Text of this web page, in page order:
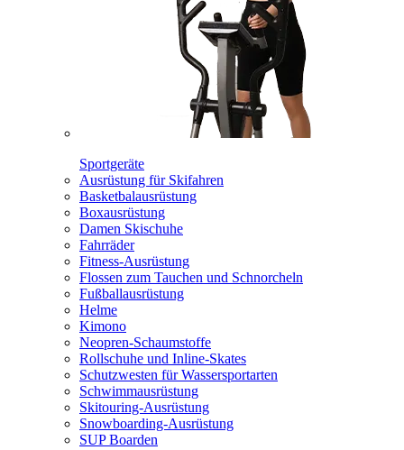
Sportgeräte
Ausrüstung für Skifahren
Basketbalausrüstung
Boxausrüstung
Damen Skischuhe
Fahrräder
Fitness-Ausrüstung
Flossen zum Tauchen und Schnorcheln
Fußballausrüstung
Helme
Kimono
Neopren-Schaumstoffe
Rollschuhe und Inline-Skates
Schutzwesten für Wassersportarten
Schwimmausrüstung
Skitouring-Ausrüstung
Snowboarding-Ausrüstung
SUP Boarden